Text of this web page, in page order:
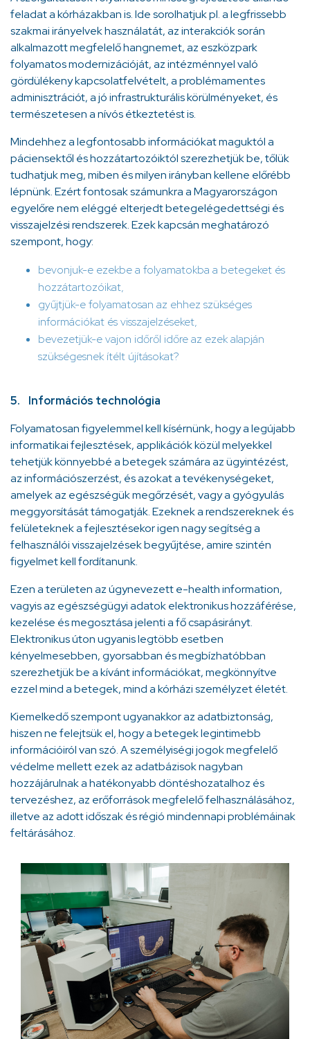
feladat a kórházakban is. Ide sorolhatjuk pl. a legfrissebb
szakmai irányelvek használatát, az interakciók során
alkalmazott megfelelő hangnemet, az eszközpark
folyamatos modernizációját, az intézménnyel való
gördülékeny kapcsolatfelvételt, a problémamentes
adminisztrációt, a jó infrastrukturális körülményeket, és
természetesen a nívós étkeztetést is.
Mindehhez a legfontosabb információkat maguktól a
páciensektől és hozzátartozóiktól szerezhetjük be, tőlük
tudhatjuk meg, miben és milyen irányban kellene előrébb
lépnünk. Ezért fontosak számunkra a Magyarországon
egyelőre nem eléggé elterjedt betegelégedettségi és
visszajelzési rendszerek. Ezek kapcsán meghatározó
szempont, hogy:
bevonjuk-e ezekbe a folyamatokba a betegeket és
hozzátartozóikat,
gyűjtjük-e folyamatosan az ehhez szükséges
információkat és visszajelzéseket,
bevezetjük-e vajon időről időre az ezek alapján
szükségesnek ítélt újításokat?
5. Információs technológia
Folyamatosan figyelemmel kell kísérnünk, hogy a legújabb
informatikai fejlesztések, applikációk közül melyekkel
tehetjük könnyebbé a betegek számára az ügyintézést,
az információszerzést, és azokat a tevékenységeket,
amelyek az egészségük megőrzését, vagy a gyógyulás
meggyorsítását támogatják. Ezeknek a rendszereknek és
felületeknek a fejlesztésekor igen nagy segítség a
felhasználói visszajelzések begyűjtése, amire szintén
figyelmet kell fordítanunk.
Ezen a területen az úgynevezett e-health information,
vagyis az egészségügyi adatok elektronikus hozzáférése,
kezelése és megosztása jelenti a fő csapásirányt.
Elektronikus úton ugyanis legtöbb esetben
kényelmesebben, gyorsabban és megbízhatóbban
szerezhetjük be a kívánt információkat, megkönnyítve
ezzel mind a betegek, mind a kórházi személyzet életét.
Kiemelkedő szempont ugyanakkor az adatbiztonság,
hiszen ne felejtsük el, hogy a betegek legintimebb
információiról van szó. A személyiségi jogok megfelelő
védelme mellett ezek az adatbázisok nagyban
hozzájárulnak a hatékonyabb döntéshozatalhoz és
tervezéshez, az erőforrások megfelelő felhasználásához,
illetve az adott időszak és régió mindennapi problémáinak
feltárásához.